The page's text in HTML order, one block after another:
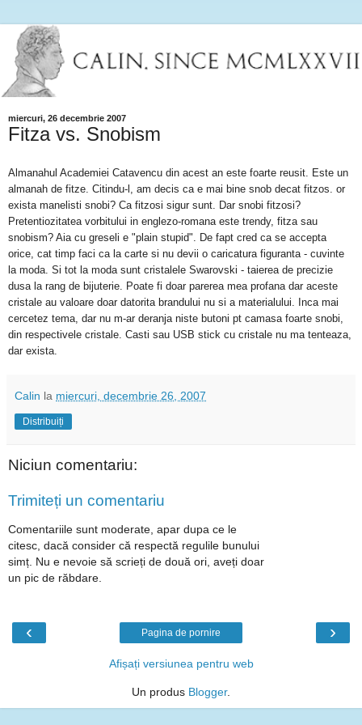
miercuri, 26 decembrie 2007
Fitza vs. Snobism
Almanahul Academiei Catavencu din acest an este foarte reusit. Este un
almanah de fitze. Citindu-l, am decis ca e mai bine snob decat fitzos. or
exista manelisti snobi? Ca fitzosi sigur sunt. Dar snobi fitzosi?
Pretentiozitatea vorbitului in englezo-romana este trendy, fitza sau
snobism? Aia cu greseli e "plain stupid". De fapt cred ca se accepta
orice, cat timp faci ca la carte si nu devii o caricatura figuranta - cuvinte
la moda. Si tot la moda sunt cristalele Swarovski - taierea de precizie
dusa la rang de bijuterie. Poate fi doar parerea mea profana dar aceste
cristale au valoare doar datorita brandului nu si a materialului. Inca mai
cercetez tema, dar nu m-ar deranja niste butoni pt camasa foarte snobi,
din respectivele cristale. Casti sau USB stick cu cristale nu ma tenteaza,
dar exista.
Calin la miercuri, decembrie 26, 2007
Distribuiți
Niciun comentariu:
Trimiteți un comentariu
Comentariile sunt moderate, apar dupa ce le
citesc, dacă consider că respectă regulile bunului
simț. Nu e nevoie să scrieți de două ori, aveți doar
un pic de răbdare.
‹ ›
Pagina de pornire
Afișați versiunea pentru web
Un produs Blogger.